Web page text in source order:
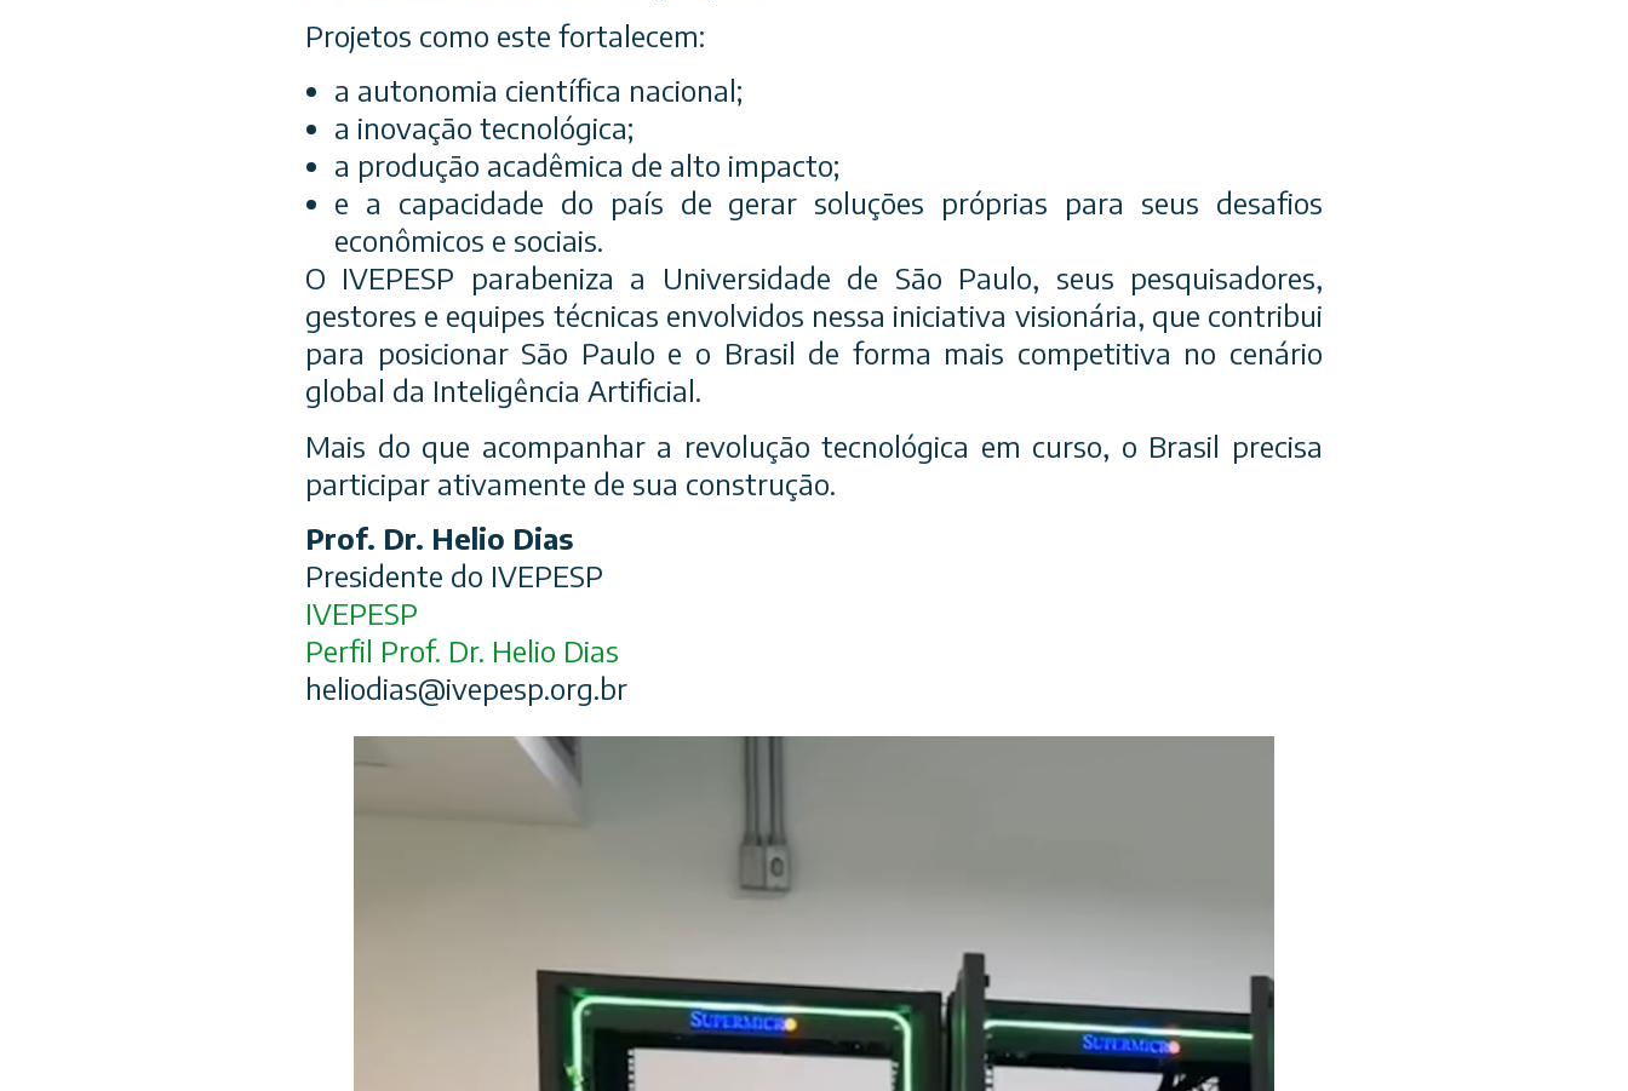
Projetos como este fortalecem:
a autonomia científica nacional;
a inovação tecnológica;
a produção acadêmica de alto impacto;
e a capacidade do país de gerar soluções próprias para seus desafios
econômicos e sociais.
O IVEPESP parabeniza a Universidade de São Paulo, seus pesquisadores,
gestores e equipes técnicas envolvidos nessa iniciativa visionária, que contribui
para posicionar São Paulo e o Brasil de forma mais competitiva no cenário
global da Inteligência Artificial.
Mais do que acompanhar a revolução tecnológica em curso, o Brasil precisa
participar ativamente de sua construção.
Prof. Dr. Helio Dias
Presidente do IVEPESP
IVEPESP
Perfil Prof. Dr. Helio Dias
heliodias@ivepesp.org.br